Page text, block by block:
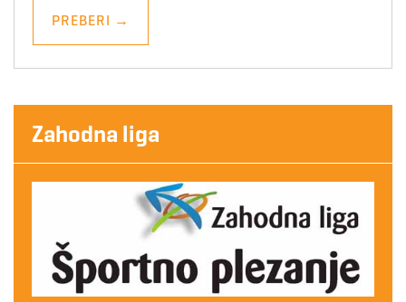
PREBERI →
Zahodna liga